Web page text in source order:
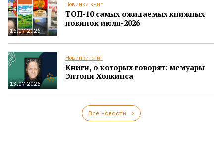
16.07.2026
Новинки книг
ТОП-10 самых ожидаемых книжных
новинок июля-2026
13.07.2026
Новинки книг
Книги, о которых говорят: мемуары
Энтони Хопкинса
Все новости